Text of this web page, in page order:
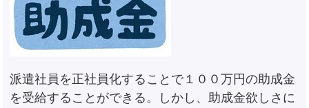
派遣社員を正社員化することで１００万円の助成金
を受給することができる。しかし、助成金欲しさに